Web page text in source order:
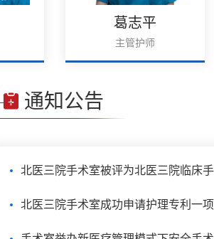
葛志平
主管护师
通知公告
北医三院手术室成功申请护理专利一项